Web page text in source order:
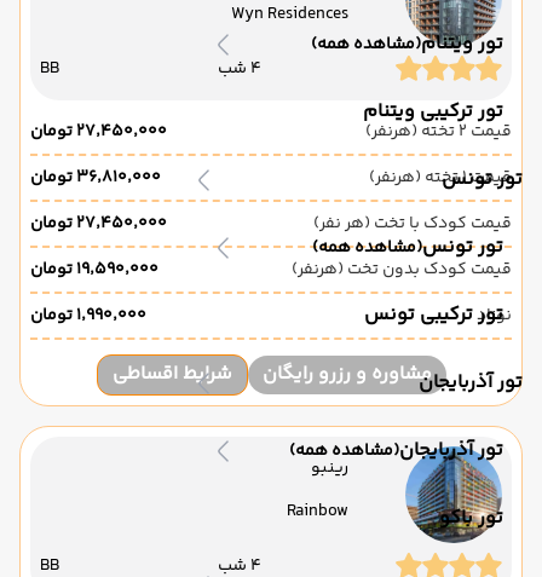
تور ویتنام(مشاهده همه)
تور ترکیبی ویتنام
تور تونس
تور تونس(مشاهده همه)
تور ترکیبی تونس
تور آذربایجان
تور آذربایجان(مشاهده همه)
تور باکو
Wyn Residences
4 شب BB
قیمت 2 تخته (هرنفر)
۲۷٬۴۵۰٬۰۰۰ تومان
قیمت 1 تخته (هرنفر)
۳۶٬۸۱۰٬۰۰۰ تومان
قیمت کودک با تخت (هر نفر)
۲۷٬۴۵۰٬۰۰۰ تومان
قیمت کودک بدون تخت (هرنفر)
۱۹٬۵۹۰٬۰۰۰ تومان
نوزاد
۱٬۹۹۰٬۰۰۰ تومان
مشاوره و رزرو رایگان شرایط اقساطی
رینبو
Rainbow
4 شب BB